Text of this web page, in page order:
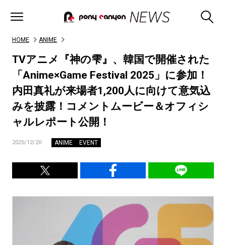
HOME ANIME
TVアニメ『神の雫』、韓国で開催された
「Anime×Game Festival 2025」に参加！
内田真礼が来場者1,200人に向けて意気込
みを披露！コメントムービー＆オフィシ
ャルレポート公開！
2025/12/20 ANIME EVENT